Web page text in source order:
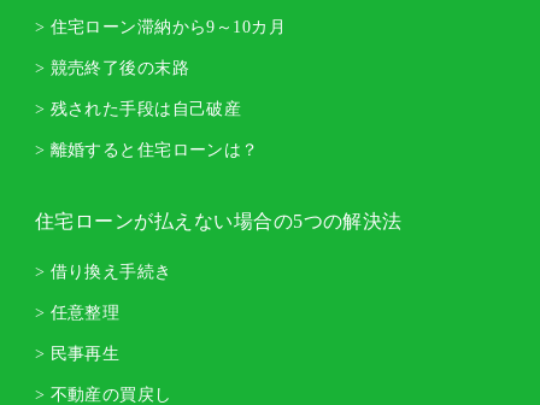
> 住宅ローン滞納から9～10カ月
> 競売終了後の末路
> 残された手段は自己破産
> 離婚すると住宅ローンは？
住宅ローンが払えない場合の5つの解決法
> 借り換え手続き
> 任意整理
> 民事再生
> 不動産の買戻し